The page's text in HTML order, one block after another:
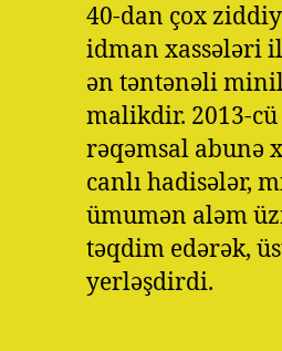
40-dan çox
idman xassələri
ən təntənəli
malikdir. 2013-cü
rəqəmsal abunə
canlı hadisələr,
ümumən aləm
təqdim edərək,
yerləşdirdi.